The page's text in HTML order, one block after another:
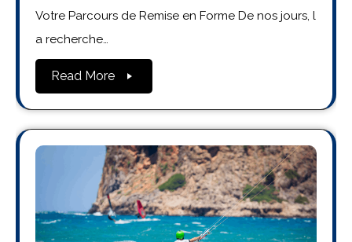
Votre Parcours de Remise en Forme De nos jours, l
a recherche…
Read More